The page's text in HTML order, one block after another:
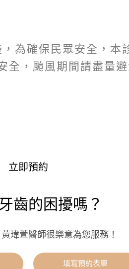
為確保民眾安全，本
，颱風期間請盡量
立即預約
齒的困擾嗎？
瑋萱醫師很樂意為您服務！
填寫預約表單